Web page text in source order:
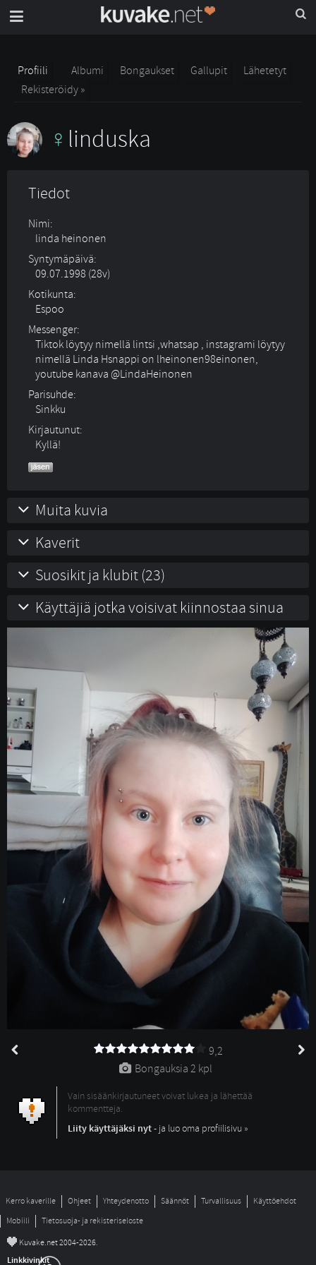
Profiili Albumi Bongaukset Gallupit
Lähetetyt
Rekisteröidy »
linduska
Tiedot
Nimi:
linda heinonen
Syntymäpäivä:
09.07.1998 (28v)
Kotikunta:
Espoo
Messenger:
Tiktok löytyy nimellä lintsi ,whatsap , instagrami löytyy
nimellä Linda Hsnappi on lheinonen98einonen,
youtube kanava @LindaHeinonen
Parisuhde:
Sinkku
Kirjautunut:
Kyllä!
Muita kuvia
Kaverit
Suosikit ja klubit (23)
Käyttäjiä jotka voisivat kiinnostaa sinua
9,2
Bongauksia 2 kpl
Vain sisäänkirjautuneet voivat lukea ja lähettää
kommentteja.
Liity käyttäjäksi nyt- ja luo oma profiilisivu »
Kerro kaverille Ohjeet Yhteydenotto Säännöt Turvallisuus
Käyttöehdot
Mobiili
Tietosuoja- ja rekisteriseloste
© Kuvake.net 2004-2026.
Linkkivinkit